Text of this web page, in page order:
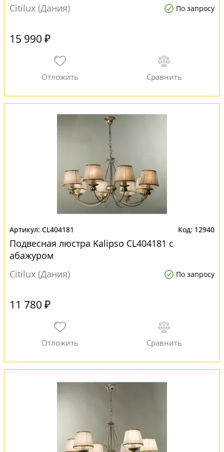
Citilux (Дания)
По запросу
15 990 ₽
CL404181 12940
Подвесная люстра Kalipso CL404181 с
абажуром
Citilux (Дания)
По запросу
11 780 ₽